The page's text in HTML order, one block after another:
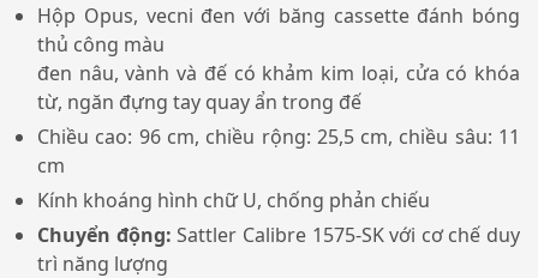
Hộp Opus, vecni đen với băng cassette đánh bóng
thủ công màu
đen nâu,vành và đế có khảm kim loại, cửa có khóa
từ, ngăn đựng tay quay ẩn trong đế
Chiều cao: 96 cm, chiều rộng: 25,5 cm, chiều sâu: 11
cm
Kính khoáng hình chữ U, chống phản chiếu
Chuyển động: Sattler Calibre 1575-SK với cơ chế duy
trì năng lượng